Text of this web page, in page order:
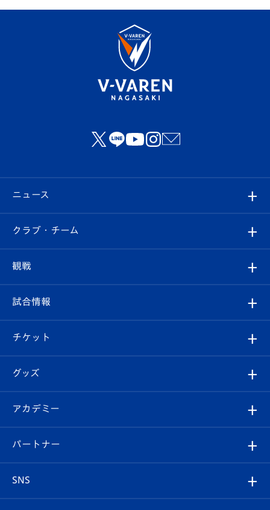
ニュース
すべて
クラブ
試合情報
チケット
イベント
メディア
ホームタウン
クラブ・チーム
クラブ概要
エンブレム紹介
スタッフプロフィール
マスコット紹介
観戦
観戦ルール
はじめての観戦ガイド
Revive Team
ヴィヴィくんの長崎おもてなしガイド
試合情報
試合日程/結果
フォトギャラリー
スタジアムグルメ
チケット
チケット
V-LOVERS（ファンクラブ）
プレイヤーズスイート
グッズ
オンラインショップ
店舗情報
アカデミー
育成からのお知らせ
U-18
パートナー
SNS